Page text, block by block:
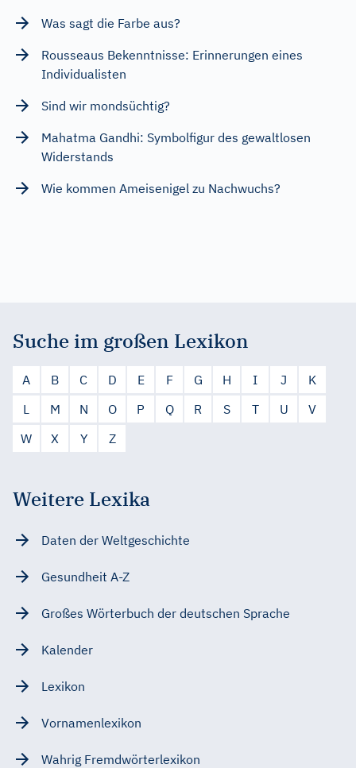
Was sagt die Farbe aus?
Rousseaus Bekenntnisse: Erinnerungen eines
Individualisten
Sind wir mondsüchtig?
Mahatma Gandhi: Symbolfigur des gewaltlosen
Widerstands
Wie kommen Ameisenigel zu Nachwuchs?
Suche im großen Lexikon
A B C D E F G H I J
K
L
M N O P Q R S T U
V
W
X Y Z
Weitere Lexika
Daten der Weltgeschichte
Gesundheit A-Z
Großes Wörterbuch der deutschen Sprache
Kalender
Lexikon
Vornamenlexikon
Wahrig Fremdwörterlexikon